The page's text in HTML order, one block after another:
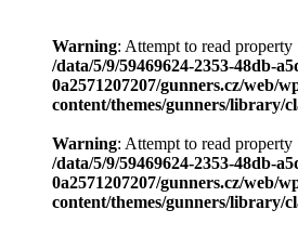
Warning: Attempt to read
/data/5/9/59469624-2353-48db-
0a2571207207/gunners.cz/web/
content/themes/gunners/library/
Warning: Attempt to read
/data/5/9/59469624-2353-48db-
0a2571207207/gunners.cz/web/
content/themes/gunners/library/